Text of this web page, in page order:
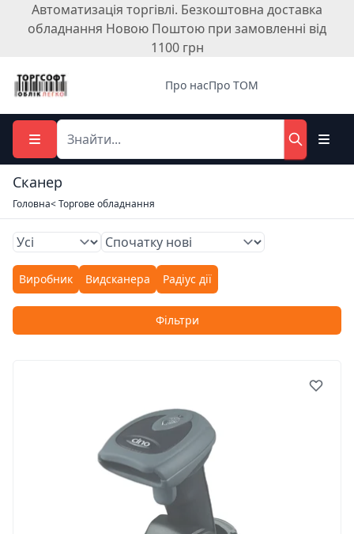
Автоматизація торгівлі. Безкоштовна доставка
обладнання Новою Поштою при замовленні від
1100 грн
Про насПро ТОМ
Сканер
Головна< Торгове обладнання
Виробник Видсканера Радіус дії
Фільтри